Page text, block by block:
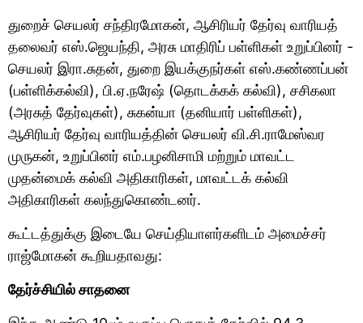
துறைச் செயலர் சந்திரமோகன், ஆசிரியர் தேர்வு வாரியத்
தலைவர் எஸ்.ஜெயந்தி, அரசு மாதிரிப் பள்ளிகள் உறுப்பினர் -
செயலர் இரா.சுதன், துறை இயக்குநர்கள் எஸ்.கண்ணப்பன்
(பள்ளிக்கல்வி), பி.ஏ.நரேஷ் (தொடக்கக் கல்வி), சசிகலா
(அரசுத் தேர்வுகள்), சுகன்யா (தனியார் பள்ளிகள்),
ஆசிரியர் தேர்வு வாரியத்தின் செயலர் வி.சி.ராமேஸ்வர
முருகன், உறுப்பினர் எம்.பழனிசாமி மற்றும் மாவட்ட
முதன்மைக் கல்வி அதிகாரிகள், மாவட்டக் கல்வி
அதிகாரிகள் கலந்துகொண்டனர்.
கூட்டத்துக்கு இடையே செய்தியாளர்களிடம் அமைச்சர்
ராஜ்மோகன் கூறியதாவது:
தேர்ச்சியில் சாதனை